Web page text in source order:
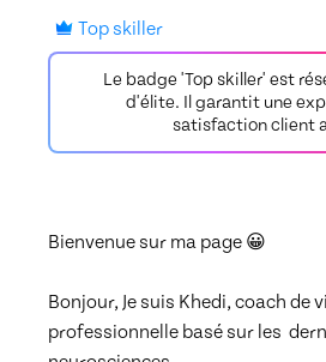
Top skiller
Le badge 'Top skiller' est
d'élite. Il garantit une
satisfaction client
Bienvenue sur ma page 😀
Bonjour, Je suis Khedi, coach de
professionnelle basé sur les